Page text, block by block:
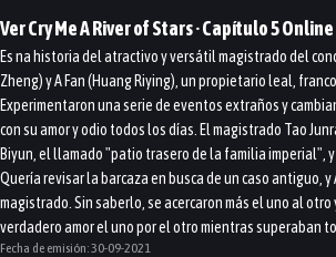
VerCry Me A River of Stars· Capítulo5Online
Es na historia del atractivo y versátil magistrado del
Zheng) y A Fan (Huang Riying), un propietario leal,
Experimentaron una serie de eventos extraños y
con su amor y odio todos los días. El magistrado Tao
Biyun, el llamado "patio trasero de la familia imperial", y
Quería revisar la barcaza en busca de un caso antiguo, y
magistrado. Sin saberlo, se acercaron más el uno al
verdadero amor el uno por el otro mientras superaban
Fecha de emisión:30-09-2021